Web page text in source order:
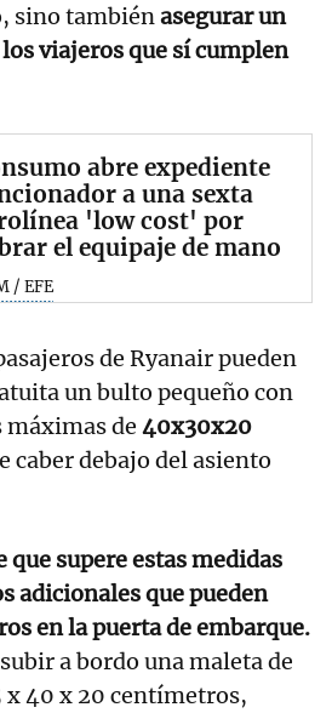
sino tambiénasegurar un
viajeros que sí cumplen
abre expediente
a una sexta
'low cost' por
el equipaje de mano
/ EFE
de Ryanair pueden
un bulto pequeño con
de 40x30x20
caber debajo del asiento
supere estas medidas
adicionales que pueden
en la puerta de embarque.
a bordo una maleta de
x 40 x 20 centímetros,